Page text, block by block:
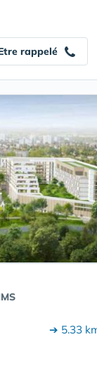
rappelé
➔ 5.33